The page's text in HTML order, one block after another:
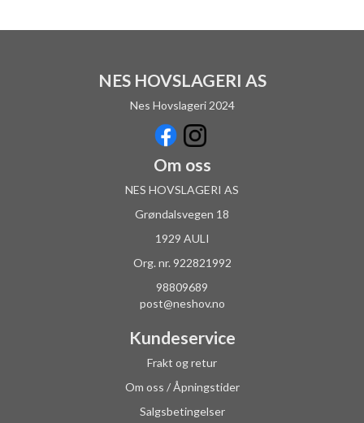
NES HOVSLAGERI AS
Nes Hovslageri 2024
Om oss
NES HOVSLAGERI AS
Grøndalsvegen 18
1929 AULI
Org. nr. 922821992
98809689
post@neshov.no
Kundeservice
Frakt og retur
Om oss / Åpningstider
Salgsbetingelser